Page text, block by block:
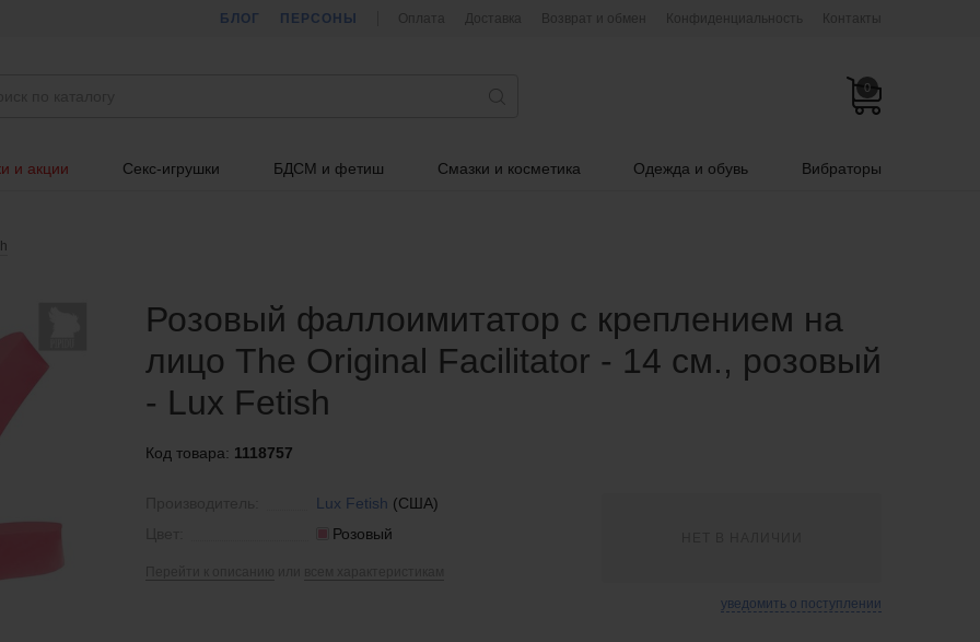
БЛОГ ПЕРСОНЫ Оплата Доставка Возврат и обмен Конфиденциальность Контакты
0
и акции Секс-игрушки БДСМ и фетиш Смазки и косметика Одежда и обувь Вибраторы
Розовый фаллоимитатор с креплением на
лицо The Original Facilitator - 14 см., розовый
- Lux Fetish
Код товара: 1118757
Lux Fetish (США)
Розовый
уведомить о поступлении